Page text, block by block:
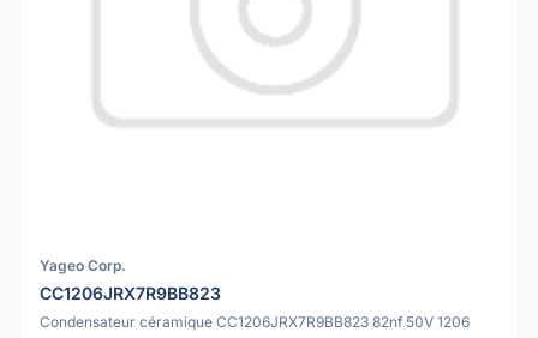
Yageo Corp.
CC1206JRX7R9BB823
Condensateur céramique CC1206JRX7R9BB823 82nf 50V 1206